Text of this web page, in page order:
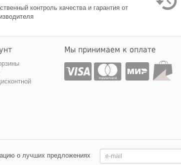
контроль качества и гарантия от
Мы принимаем к оплате
о лучших предложениях